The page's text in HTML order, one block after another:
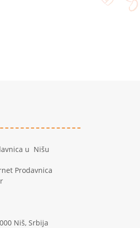
u Nišu
Prodavnica
Niš, Srbija